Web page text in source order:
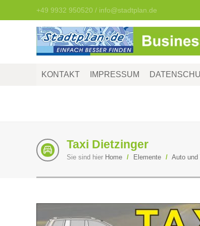
+49 9932 950520 / info@stadtplan.de
KONTAKT IMPRESSUM
Taxi Dietzinger
Sie sind hier Home / Elemente / Auto und